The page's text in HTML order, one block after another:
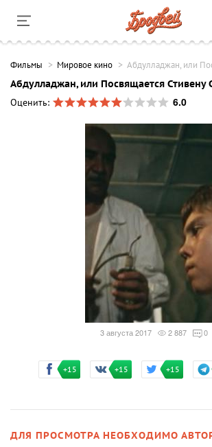
Фильмы Мировое кино Абдулладжан, или
Абдулладжан, или Посвящается Стивену
Оценить:
6.0
3 августа 2017 2 887 0
+15 +15 +15
ДЛЯ ПРОСМОТРА НЕОБХОДИМО